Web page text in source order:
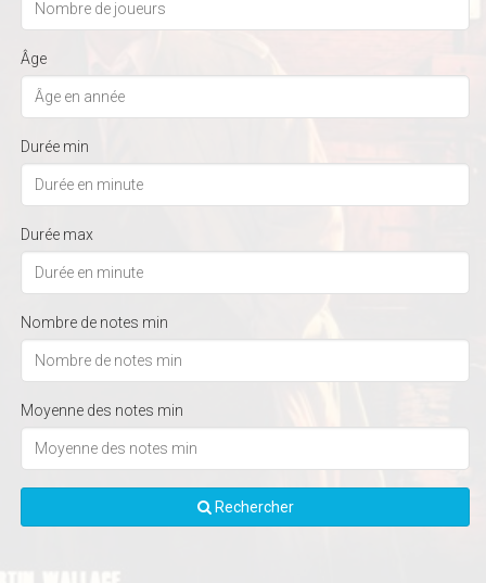
Âge
Durée min
Durée max
Nombre de notes min
Moyenne des notes min
Rechercher